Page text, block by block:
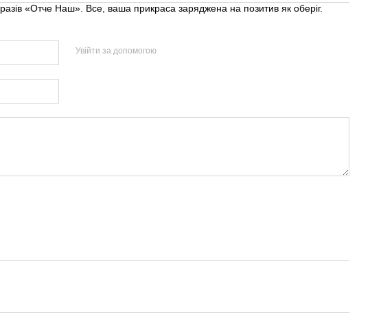
«Отче Наш». Все, ваша прикраса заряджена на позитив як оберіг.
Увійти за допомогою